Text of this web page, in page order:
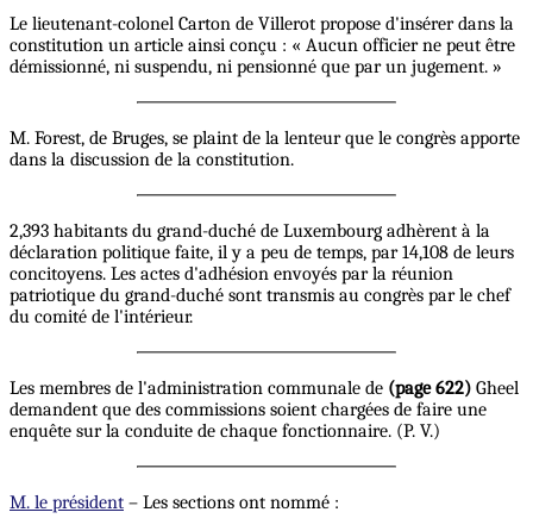
Le lieutenant-colonel Carton de Villerot propose d'insérer dans la
constitution un article ainsi conçu : « Aucun officier ne peut être
démissionné, ni suspendu, ni pensionné que par un jugement. »
M. Forest, de Bruges, se plaint de la lenteur que le congrès apporte
dans la discussion de la constitution.
2,393 habitants du grand-duché de Luxembourg adhèrent à la
déclaration politique faite, il y a peu de temps, par 14,108 de leurs
concitoyens. Les actes d'adhésion envoyés par la réunion
patriotique du grand-duché sont transmis au congrès par le chef
du comité de l'intérieur.
Les membres de l'administration communale de (page 622) Gheel
demandent que des commissions soient chargées de faire une
enquête sur la conduite de chaque fonctionnaire. (P. V.)
M. le président – Les sections ont nommé :